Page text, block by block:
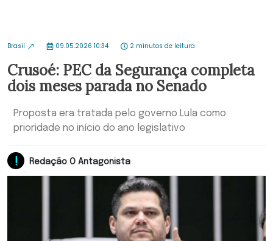
Brasil 09.05.2026 10:34 2 minutos de leitura
Crusoé: PEC da Segurança completa
dois meses parada no Senado
Proposta era tratada pelo governo Lula como
prioridade no início do ano legislativo
Redação O Antagonista